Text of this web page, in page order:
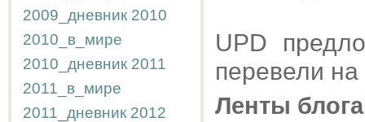
2009_дневник 2010
2010_в_мире
2010_дневник 2011
2011_в_мире
2011_дневник 2012
UPD
перевели
Ленты